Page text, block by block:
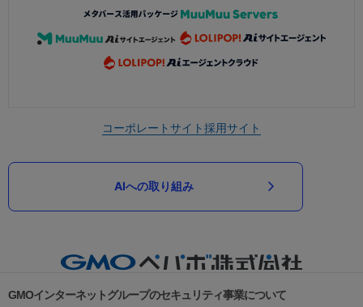
コーポレートサイト採用サイト
AIへの取り組み
GMOインターネットグループのセキュリティ事業について